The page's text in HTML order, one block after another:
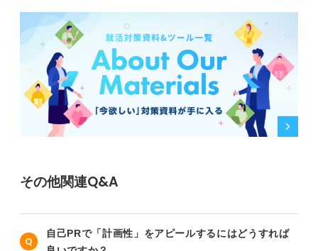
その他関連Q&A
自己PRで「計画性」をアピールするにはどうすれば